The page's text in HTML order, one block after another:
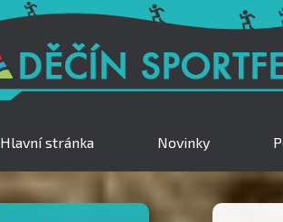
Hlavní stránka Novinky